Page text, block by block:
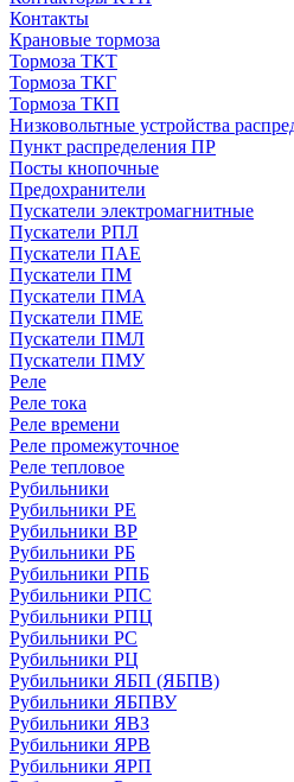
Контакты
Крановые тормоза
Тормоза ТКТ
Тормоза ТКГ
Тормоза ТКП
Низковольтные устройства
Пункт распределения ПР
Посты кнопочные
Предохранители
Пускатели электромагнитные
Пускатели РПЛ
Пускатели ПАЕ
Пускатели ПМ
Пускатели ПМА
Пускатели ПМЕ
Пускатели ПМЛ
Пускатели ПМУ
Реле
Реле тока
Реле времени
Реле промежуточное
Реле тепловое
Рубильники
Рубильники РЕ
Рубильники ВР
Рубильники РБ
Рубильники РПБ
Рубильники РПС
Рубильники РПЦ
Рубильники РС
Рубильники РЦ
Рубильники ЯБП (ЯБПВ)
Рубильники ЯБПВУ
Рубильники ЯВЗ
Рубильники ЯРВ
Рубильники ЯРП